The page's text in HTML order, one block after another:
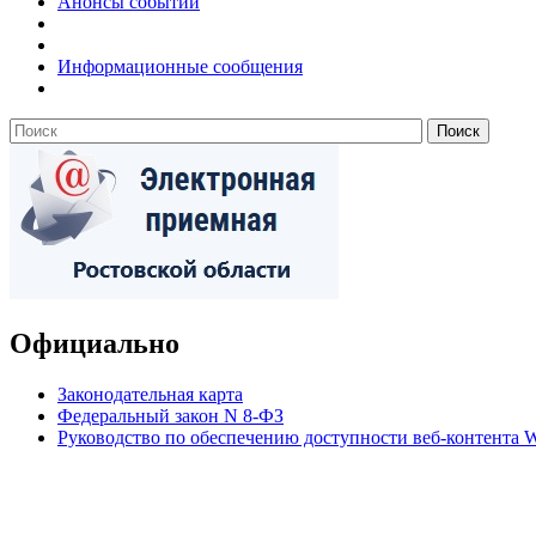
Информационные сообщения
Официально
Законодательная карта
Федеральный закон N 8-ФЗ
Руководство по обеспечению доступности веб-контента